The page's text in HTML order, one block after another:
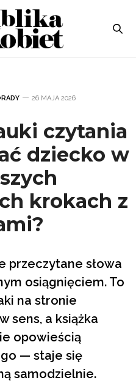
26 MAJA 2026
czytania
dziecko w
krokach z
przeczytane słowa
osiągnięciem. To
na stronie
sens, a książka
opowieścią
— staje się
samodzielnie.